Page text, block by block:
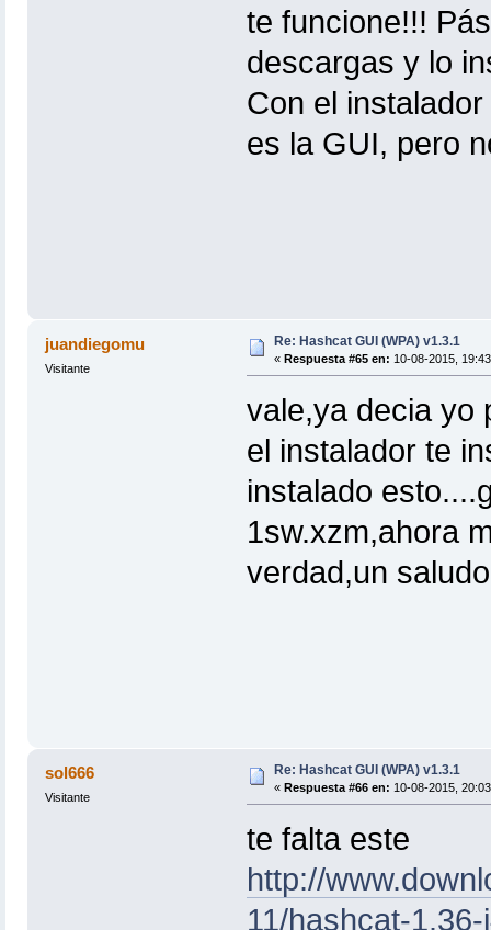
te funcione!!!
descargas y lo
Con el
es la GUI, pero
juandiegomu
Visitante
Re: Hashcat GUI (WPA) v1.3.1
« Respuesta #65 en: 10-08-2015,
vale,ya decia yo
el instalador te
instalado
1sw.xzm,ahora
verdad,un saludo
sol666
Visitante
Re: Hashcat GUI (WPA) v1.3.1
« Respuesta #66 en: 10-08-2015,
te falta este
http://
11/hashcat-